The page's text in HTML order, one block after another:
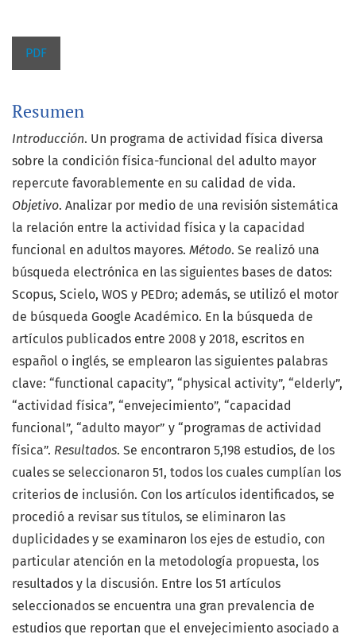
PDF
Resumen
Introducción. Un programa de actividad física diversa
sobre la condición física-funcional del adulto mayor
repercute favorablemente en su calidad de vida.
Objetivo. Analizar por medio de una revisión sistemática
la relación entre la actividad física y la capacidad
funcional en adultos mayores. Método. Se realizó una
búsqueda electrónica en las siguientes bases de datos:
Scopus, Scielo, WOS y PEDro; además, se utilizó el motor
de búsqueda Google Académico. En la búsqueda de
artículos publicados entre 2008 y 2018, escritos en
español o inglés, se emplearon las siguientes palabras
clave: “functional capacity”, “physical activity”, “elderly”,
“actividad física”, “envejecimiento”, “capacidad
funcional”, “adulto mayor” y “programas de actividad
física”. Resultados. Se encontraron 5,198 estudios, de los
cuales se seleccionaron 51, todos los cuales cumplían los
criterios de inclusión. Con los artículos identificados, se
procedió a revisar sus títulos, se eliminaron las
duplicidades y se examinaron los ejes de estudio, con
particular atención en la metodología propuesta, los
resultados y la discusión. Entre los 51 artículos
seleccionados se encuentra una gran prevalencia de
estudios que reportan que el envejecimiento asociado a